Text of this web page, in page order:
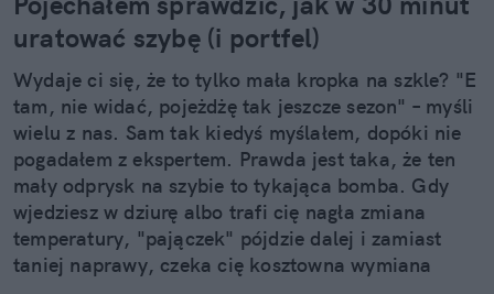
uratować szybę (i portfel)
Wydaje ci się, że to tylko mała kropka na szkle? "E
tam, nie widać, pojeżdżę tak jeszcze sezon" – myśli
wielu z nas. Sam tak kiedyś myślałem, dopóki nie
pogadałem z ekspertem. Prawda jest taka, że ten
mały odprysk na szybie to tykająca bomba. Gdy
wjedziesz w dziurę albo trafi cię nagła zmiana
temperatury, "pajączek" pójdzie dalej i zamiast
taniej naprawy, czeka cię kosztowna wymiana